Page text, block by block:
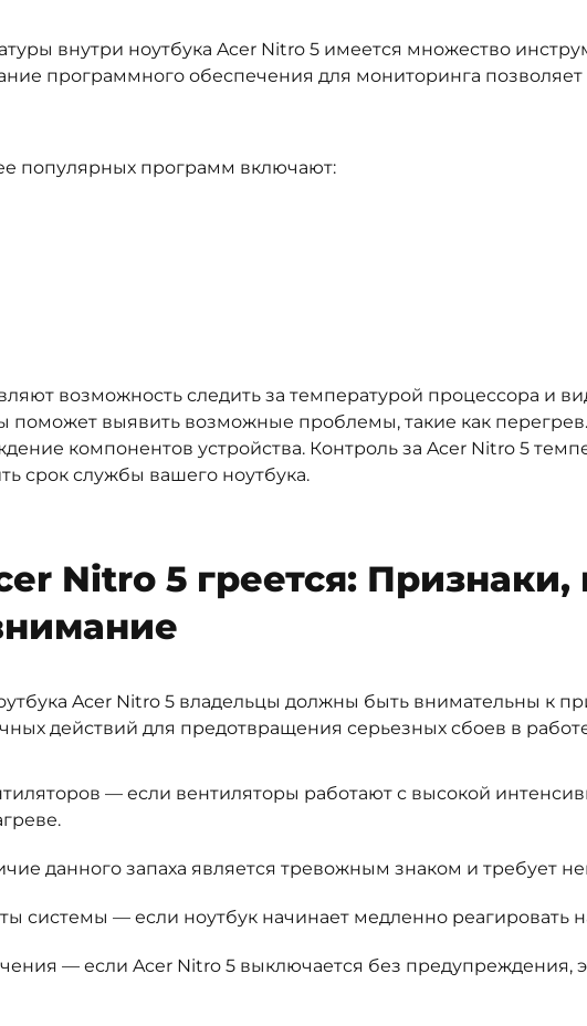
внутри ноутбука Acer Nitro 5 имеется множество
программного обеспечения для мониторинга
популярных программ включают:
возможность следить за температурой процессора и
поможет выявить возможные проблемы, такие как
компонентов устройства. Контроль за Acer Nitro 5
срок службы вашего ноутбука.
Nitro 5 греется: Признаки,
Acer Nitro 5 владельцы должны быть внимательны к
действий для предотвращения серьезных сбоев в
— если вентиляторы работают с высокой
данного запаха является тревожным знаком и требует
системы — если ноутбук начинает медленно реагировать
— если Acer Nitro 5 выключается без предупреждения,